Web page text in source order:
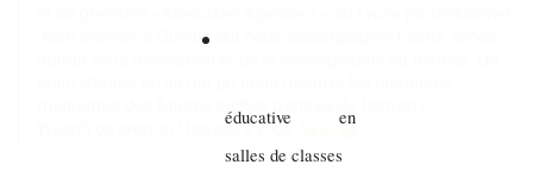
éducative en
salles de classes